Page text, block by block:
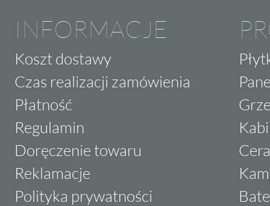
INFORMACJE
Koszt dostawy
Czas realizacji zamówienia
Płatność
Regulamin
Doręczenie towaru
Reklamacje
Polityka prywatności